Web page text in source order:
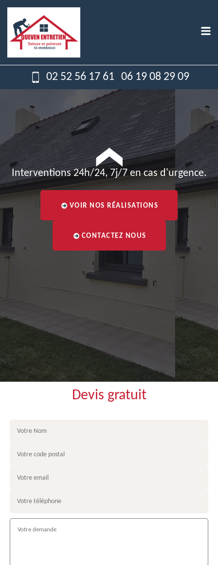
02 52 56 17 61 06 19 08 29 09
Interventions 24h/24, 7j/7 en cas d'urgence.
VOIR NOS RÉALISATIONS
CONTACTEZ NOUS
Devis gratuit